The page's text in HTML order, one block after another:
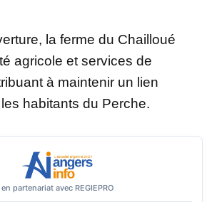
la ferme du Chailloué
agricole et services de
à maintenir un lien
habitants du Perche.
en partenariat avec REGIEPRO